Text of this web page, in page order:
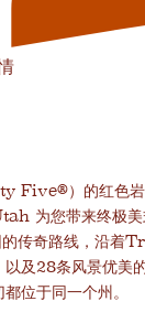
Five®）的红色岩
为您带来终极
的传奇路线，沿
及28条风景优美
位于同一个州。